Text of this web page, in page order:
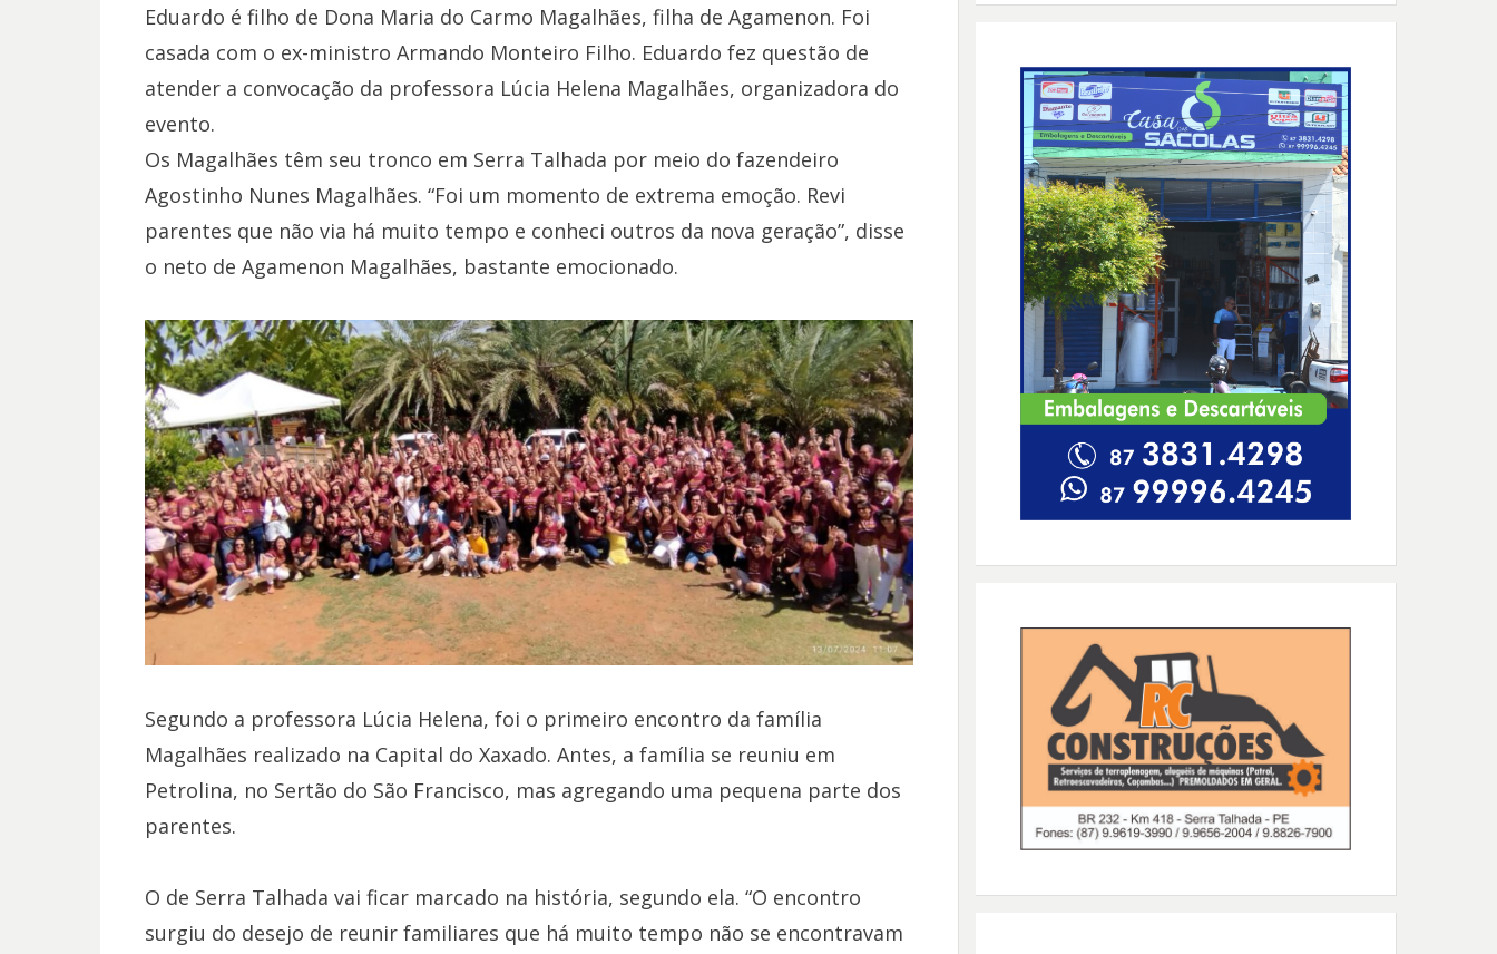
Eduardo é filho de Dona Maria do Carmo Magalhães, filha de Agamenon. Foi
casada com o ex-ministro Armando Monteiro Filho. Eduardo fez questão de
atender a convocação da professora Lúcia Helena Magalhães, organizadora do
evento.
Os Magalhães têm seu tronco em Serra Talhada por meio do fazendeiro
Agostinho Nunes Magalhães. “Foi um momento de extrema emoção. Revi
parentes que não via há muito tempo e conheci outros da nova geração”, disse
o neto de Agamenon Magalhães, bastante emocionado.
Segundo a professora Lúcia Helena, foi o primeiro encontro da família
Magalhães realizado na Capital do Xaxado. Antes, a família se reuniu em
Petrolina, no Sertão do São Francisco, mas agregando uma pequena parte dos
parentes.
O de Serra Talhada vai ficar marcado na história, segundo ela. “O encontro
surgiu do desejo de reunir familiares que há muito tempo não se encontravam